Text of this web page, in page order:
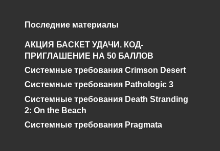
Как потушить костер в
майнкрафте
0 885
Последние материалы
АКЦИЯ БАСКЕТ УДАЧИ. КОД-
ПРИГЛАШЕНИЕ НА 50 БАЛЛОВ
Системные требования Crimson Desert
Системные требования Pathologic 3
Системные требования Death Stranding
2: On the Beach
Системные требования Pragmata